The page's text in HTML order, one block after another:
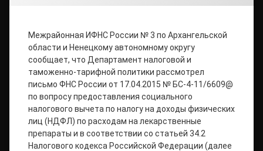
Межрайонная ИФНС России № 3 по Архангельской
области и Ненецкому автономному округу
сообщает, что Департамент налоговой и
таможенно-тарифной политики рассмотрел
письмо ФНС России от 17.04.2015 № БС-4-11/6609@
по вопросу предоставления социального
налогового вычета по налогу на доходы физических
лиц (НДФЛ) по расходам на лекарственные
препараты и в соответствии со статьей 34.2
Налогового кодекса Российской Федерации (далее